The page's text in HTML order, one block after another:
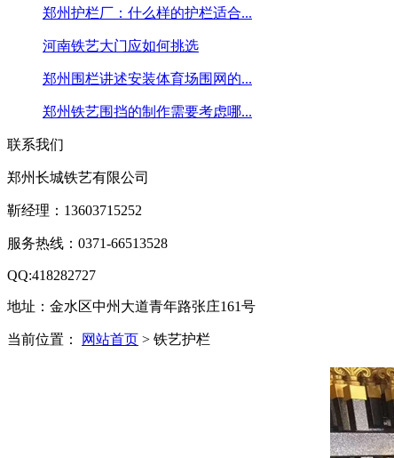
郑州护栏厂：什么样的护栏适合...
河南铁艺大门应如何挑选
郑州围栏讲述安装体育场围网的...
郑州铁艺围挡的制作需要考虑哪...
联系我们
郑州长城铁艺有限公司
靳经理：13603715252
服务热线：0371-66513528
QQ:418282727
地址：金水区中州大道青年路张庄161号
当前位置： 网站首页 > 铁艺护栏